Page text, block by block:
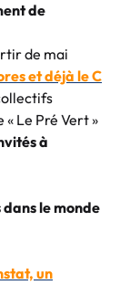
de
de mai
et déjà le C
Le Pré Vert »
à
le monde
un